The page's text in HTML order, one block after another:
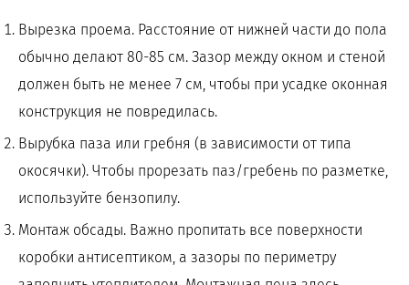
Вырезка проема. Расстояние от нижней части до пола
обычно делают 80-85 см. Зазор между окном и стеной
должен быть не менее 7 см, чтобы при усадке оконная
конструкция не повредилась.
Вырубка паза или гребня (в зависимости от типа
окосячки). Чтобы прорезать паз/гребень по разметке,
используйте бензопилу.
Монтаж обсады. Важно пропитать все поверхности
коробки антисептиком, а зазоры по периметру